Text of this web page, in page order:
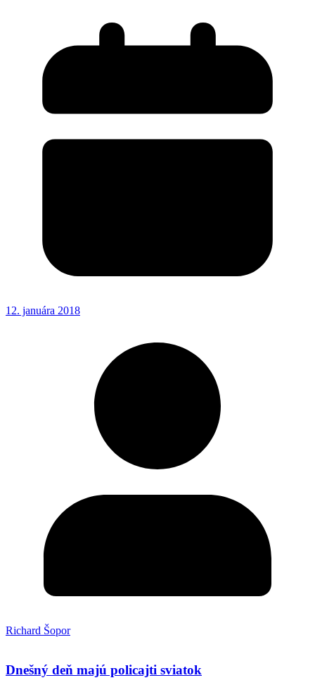
12. januára 2018
Richard Šopor
Dnešný deň majú policajti sviatok